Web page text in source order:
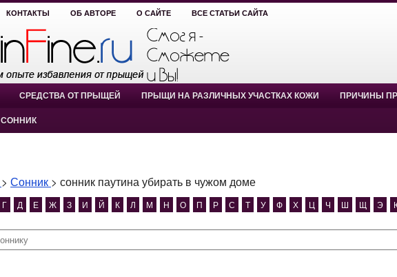
КОНТАКТЫ ОБ АВТОРЕ О САЙТЕ ВСЕ СТАТЬИ САЙТА
СРЕДСТВА ОТ ПРЫЩЕЙ ПРЫЩИ НА РАЗЛИЧНЫХ УЧАСТКАХ КОЖИ ПРИЧИНЫ
СОННИК
> Сонник > сонник паутина убирать в чужом доме
Г Д Е Ж З И Й К Л М Н О П Р С Т У Ф Х Ц Ч Ш Щ Э